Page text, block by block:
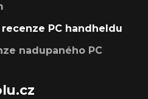
PC handheldu
nadupaného PC